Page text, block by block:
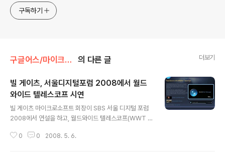
구독하기
구글어스/마이크로소프트 의 다른 글 더보기
빌 게이츠, 서울디지털포럼 2008에서 월드
와이드 텔레스코프 시연
빌 게이츠 마이크로소프트 회장이 SBS 서울 디지털 포럼
2008에서 연설을 하고, 월드와이드 텔레스코프(WWT :
고 : 매일경제 기사에 따르면, "그는 컴퓨터 모니터에 이 소
0 0 2008. 5. 6.